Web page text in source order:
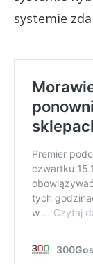
systemie